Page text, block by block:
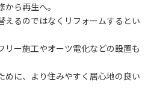
ら再生へ。
えるのではなくリフォームするとい
リー施工やオーツ電化などの設置も
めに、より住みやすく居心地の良い